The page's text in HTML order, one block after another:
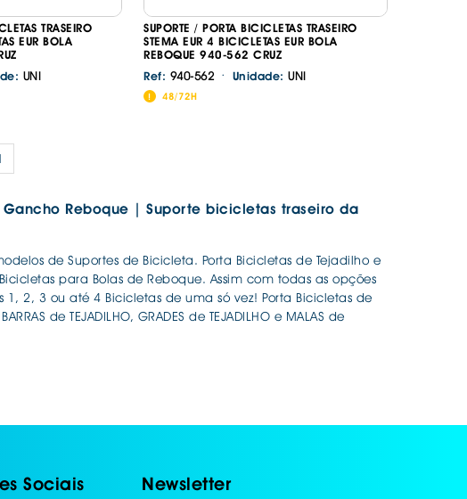
TRASEIRO
EUR BOLA
UNI
SUPORTE / PORTA BICICLETAS TRASEIRO
STEMA EUR 4 BICICLETAS EUR BOLA
REBOQUE 940-562 CRUZ
Ref: 940-562 · Unidade:UNI
48/72H
Reboque | Suporte bicicletas traseiro da
de Suportes de Bicicleta. Porta Bicicletas de Tejadilho e
para Bolas de Reboque. Assim com todas as opções
2, 3 ou até 4 Bicicletas de uma só vez! Porta Bicicletas de
de TEJADILHO, GRADES de TEJADILHO e MALAS de
Sociais Newsletter